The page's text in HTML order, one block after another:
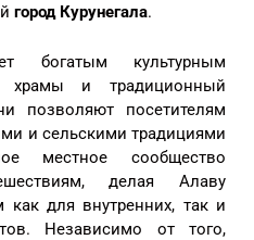
город Курунегала.
богатым культурным
храмы и традиционный
позволяют посетителям
и сельскими традициями
местное сообщество
делая Алаву
как для внутренних, так и
Независимо от того,